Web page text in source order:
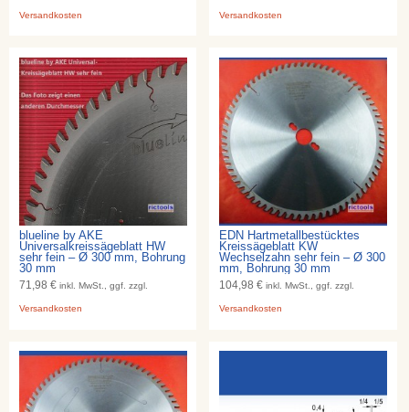
Versandkosten Versandkosten
blueline by AKE
Universalkreissägeblatt HW
sehr fein – Ø 300 mm, Bohrung
30 mm
71,98 € inkl. MwSt., ggf. zzgl.
Versandkosten
EDN Hartmetallbestücktes
Kreissägeblatt KW
Wechselzahn sehr fein – Ø 300
mm, Bohrung 30 mm
104,98 €inkl. MwSt., ggf. zzgl.
Versandkosten